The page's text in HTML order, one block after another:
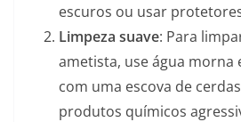
escuros ou usar
Limpeza suave: Para
ametista, use água morna
com uma escova de
produtos químicos